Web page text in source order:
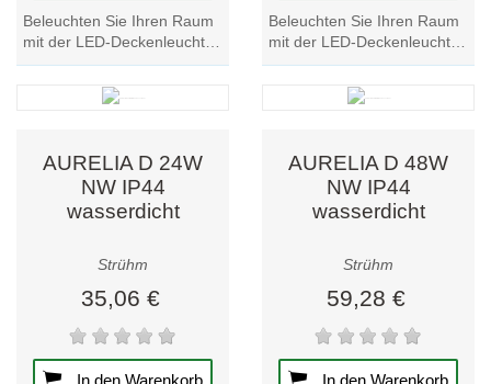
Beleuchten Sie Ihren Raum
mit der LED-Deckenleuchte
AURELIA C 24W. Genießen
Sie helle, wasserfeste
Beleuchtung mit...
Beleuchten Sie Ihren Raum
mit der LED-Deckenleuchte
AURELIA C 48W. Elegantes,
wasserfestes Design für
einen hellen...
AURELIA D 24W
NW IP44
wasserdicht
Strühm
35,06 €
In den Warenkorb
AURELIA D 48W
NW IP44
wasserdicht
Strühm
59,28 €
In den Warenkorb